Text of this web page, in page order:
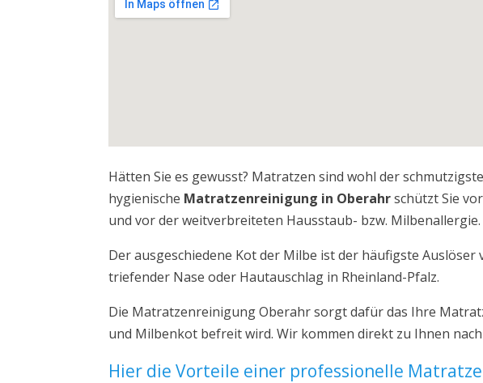
Hätten Sie es gewusst? Matratzen sind wohl der
hygienische Matratzenreinigung in Oberahrschützt Sie
und vor der weitverbreiteten Hausstaub- bzw. Milbenallergie.
Der ausgeschiedene Kot der Milbe ist der häufigste
triefender Nase oder Hautauschlag in Rheinland-Pfalz.
Die Matratzenreinigung Oberahr sorgt dafür das Ihre
und Milbenkot befreit wird. Wir kommen direkt zu Ihnen
Hier die Vorteile einer professionelle